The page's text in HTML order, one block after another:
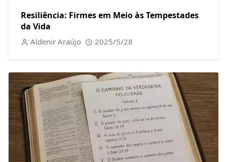
Resiliência: Firmes em Meio às Tempestades
da Vida
Aldenir Araújo 2025/5/28